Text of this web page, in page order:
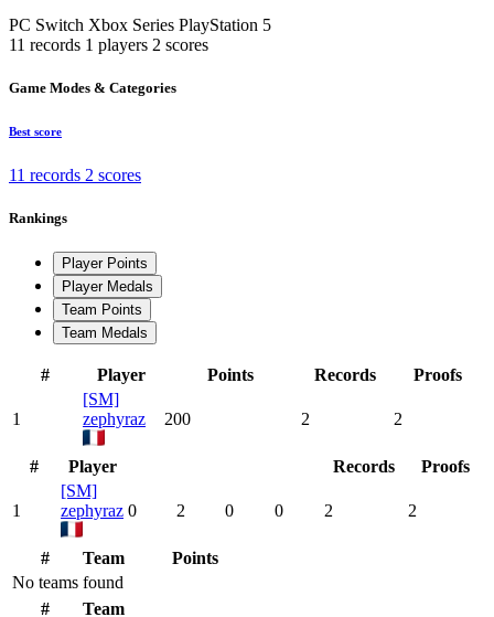
PC Switch Xbox Series PlayStation 5
11 records 1 players 2 scores
Game Modes & Categories
Best score
11 records 2 scores
Rankings
Player Points
Player Medals
Team Points
Team Medals
# Player Points Records Proofs
1
[SM]
zephyraz
200 2 2
# Player Records Proofs
1
[SM]
zephyraz 0 2 0 0 2 2
# Team
Points
No teams found
#
Team